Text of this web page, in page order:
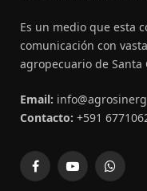
Es un medio que esta
comunicación con
agropecuario de Santa
Email:
Contacto: +591
FacebookYouTube